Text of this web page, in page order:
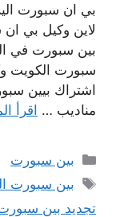
بي ان سبورت
بين سبورت في
سبورت الكويت
اشتراك بيين
مناديب … اقرأ
التصنيفات
بين سبورت
الوسوم
بين سبورت
تجديد بين